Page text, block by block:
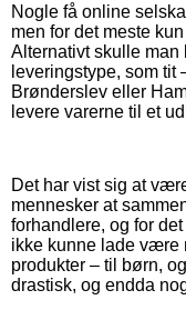
Nogle få online
men for det meste
Alternativt skulle man
leveringstype, som tit
Brønderslev eller
levere varerne til et
Det har vist sig at
mennesker at
forhandlere, og for
ikke kunne lade være
produkter – til børn,
drastisk, og endda